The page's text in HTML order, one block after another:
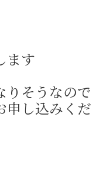
ます
りそうなので
申し込みくだ